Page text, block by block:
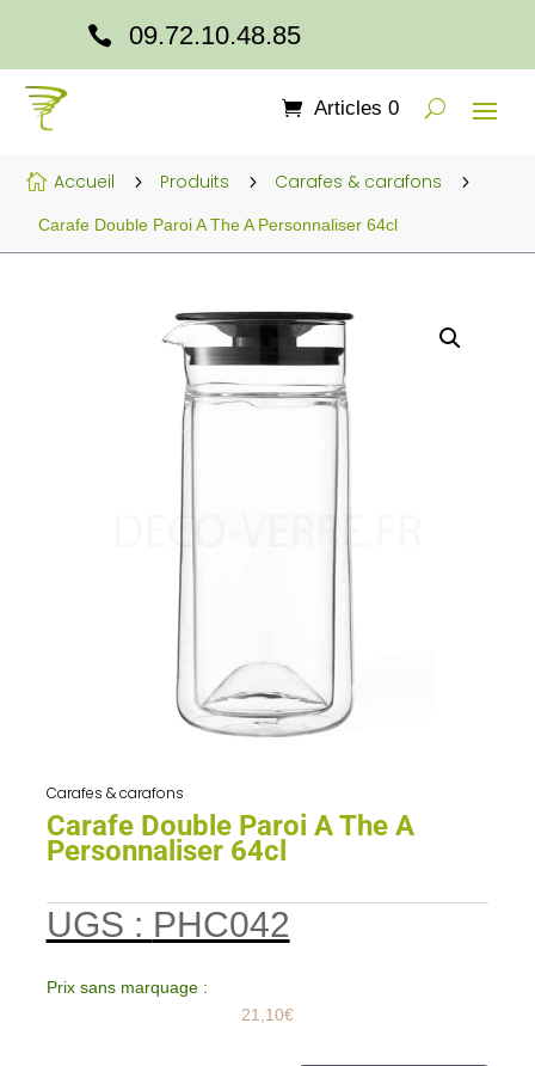
 09.72.10.48.85
Articles 0
 Accueil 5 Produits 5 Carafes & carafons 5
Carafe Double Paroi A The A Personnaliser 64cl
Carafes & carafons
Carafe Double Paroi A The A
Personnaliser 64cl
UGS : PHC042
Prix sans marquage :
21,10€